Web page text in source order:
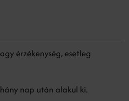
érzékenység, esetleg
nap után alakul ki.